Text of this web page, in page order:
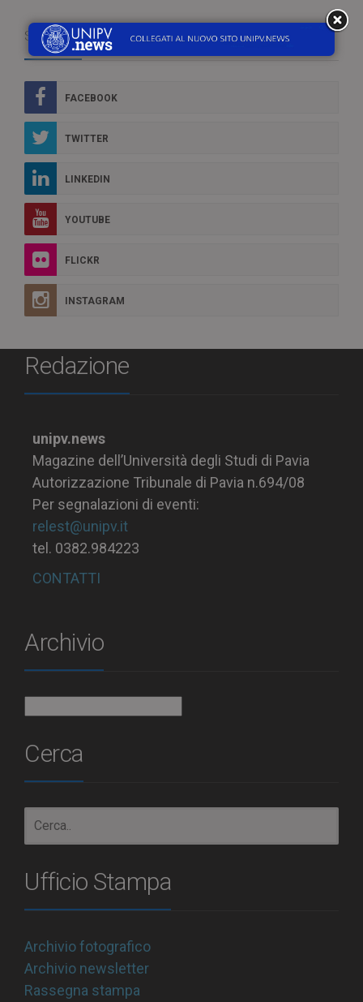
Social Box
FACEBOOK
TWITTER
LINKEDIN
YOUTUBE
FLICKR
INSTAGRAM
Redazione
unipv.news
Magazine dell’Università degli Studi di Pavia
Autorizzazione Tribunale di Pavia n.694/08
Per segnalazioni di eventi:
relest@unipv.it
tel. 0382.984223
CONTATTI
Archivio
Cerca
Ufficio Stampa
Archivio fotografico
Archivio newsletter
Rassegna stampa